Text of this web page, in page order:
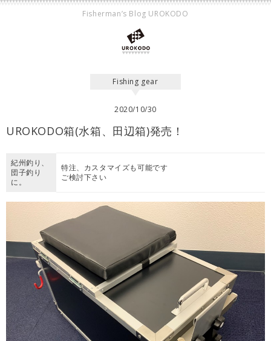
Fisherman’s Blog UROKODO
Fishing gear
2020/10/30
UROKODO箱(水箱、田辺箱)発売！
紀州釣り、
団子釣り
に。
特注、カスタマイズも可能です
ご検討下さい